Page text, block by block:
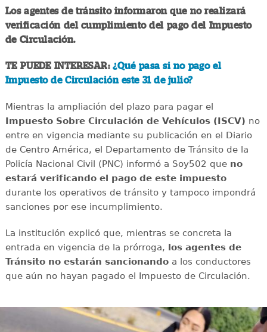
Los agentes de tránsito informaron que no realizará
verificación del cumplimiento del pago del Impuesto
de Circulación.
TE PUEDE INTERESAR:¿Qué pasa si no pago el
Impuesto de Circulación este 31 de julio?
Mientras la ampliación del plazo para pagar el
Impuesto Sobre Circulación de Vehículos (ISCV) no
entre en vigencia mediante su publicación en el Diario
de Centro América, el Departamento de Tránsito de la
Policía Nacional Civil (PNC) informó a Soy502 que no
estará verificando el pago de este impuesto
durante los operativos de tránsito y tampoco impondrá
sanciones por ese incumplimiento.
La institución explicó que, mientras se concreta la
entrada en vigencia de la prórroga, los agentes de
Tránsito no estarán sancionandoa los conductores
que aún no hayan pagado el Impuesto de Circulación.